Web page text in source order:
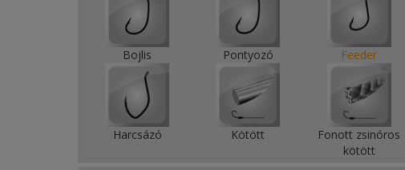
Bojlis Pontyozó Feeder
Harcsázó Kötött
Fonott zsinóros
kötött